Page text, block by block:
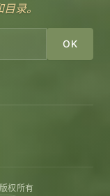
录。
OK
权所有